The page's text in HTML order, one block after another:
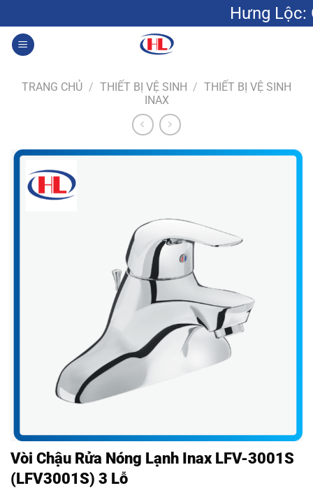
qua
nội
dung
Hưng Lộc: Gạch
TRANG CHỦ / THIẾT BỊ VỆ SINH / THIẾT BỊ VỆ SINH
INAX
Vòi Chậu Rửa Nóng Lạnh Inax LFV-3001S
(LFV3001S) 3 Lỗ